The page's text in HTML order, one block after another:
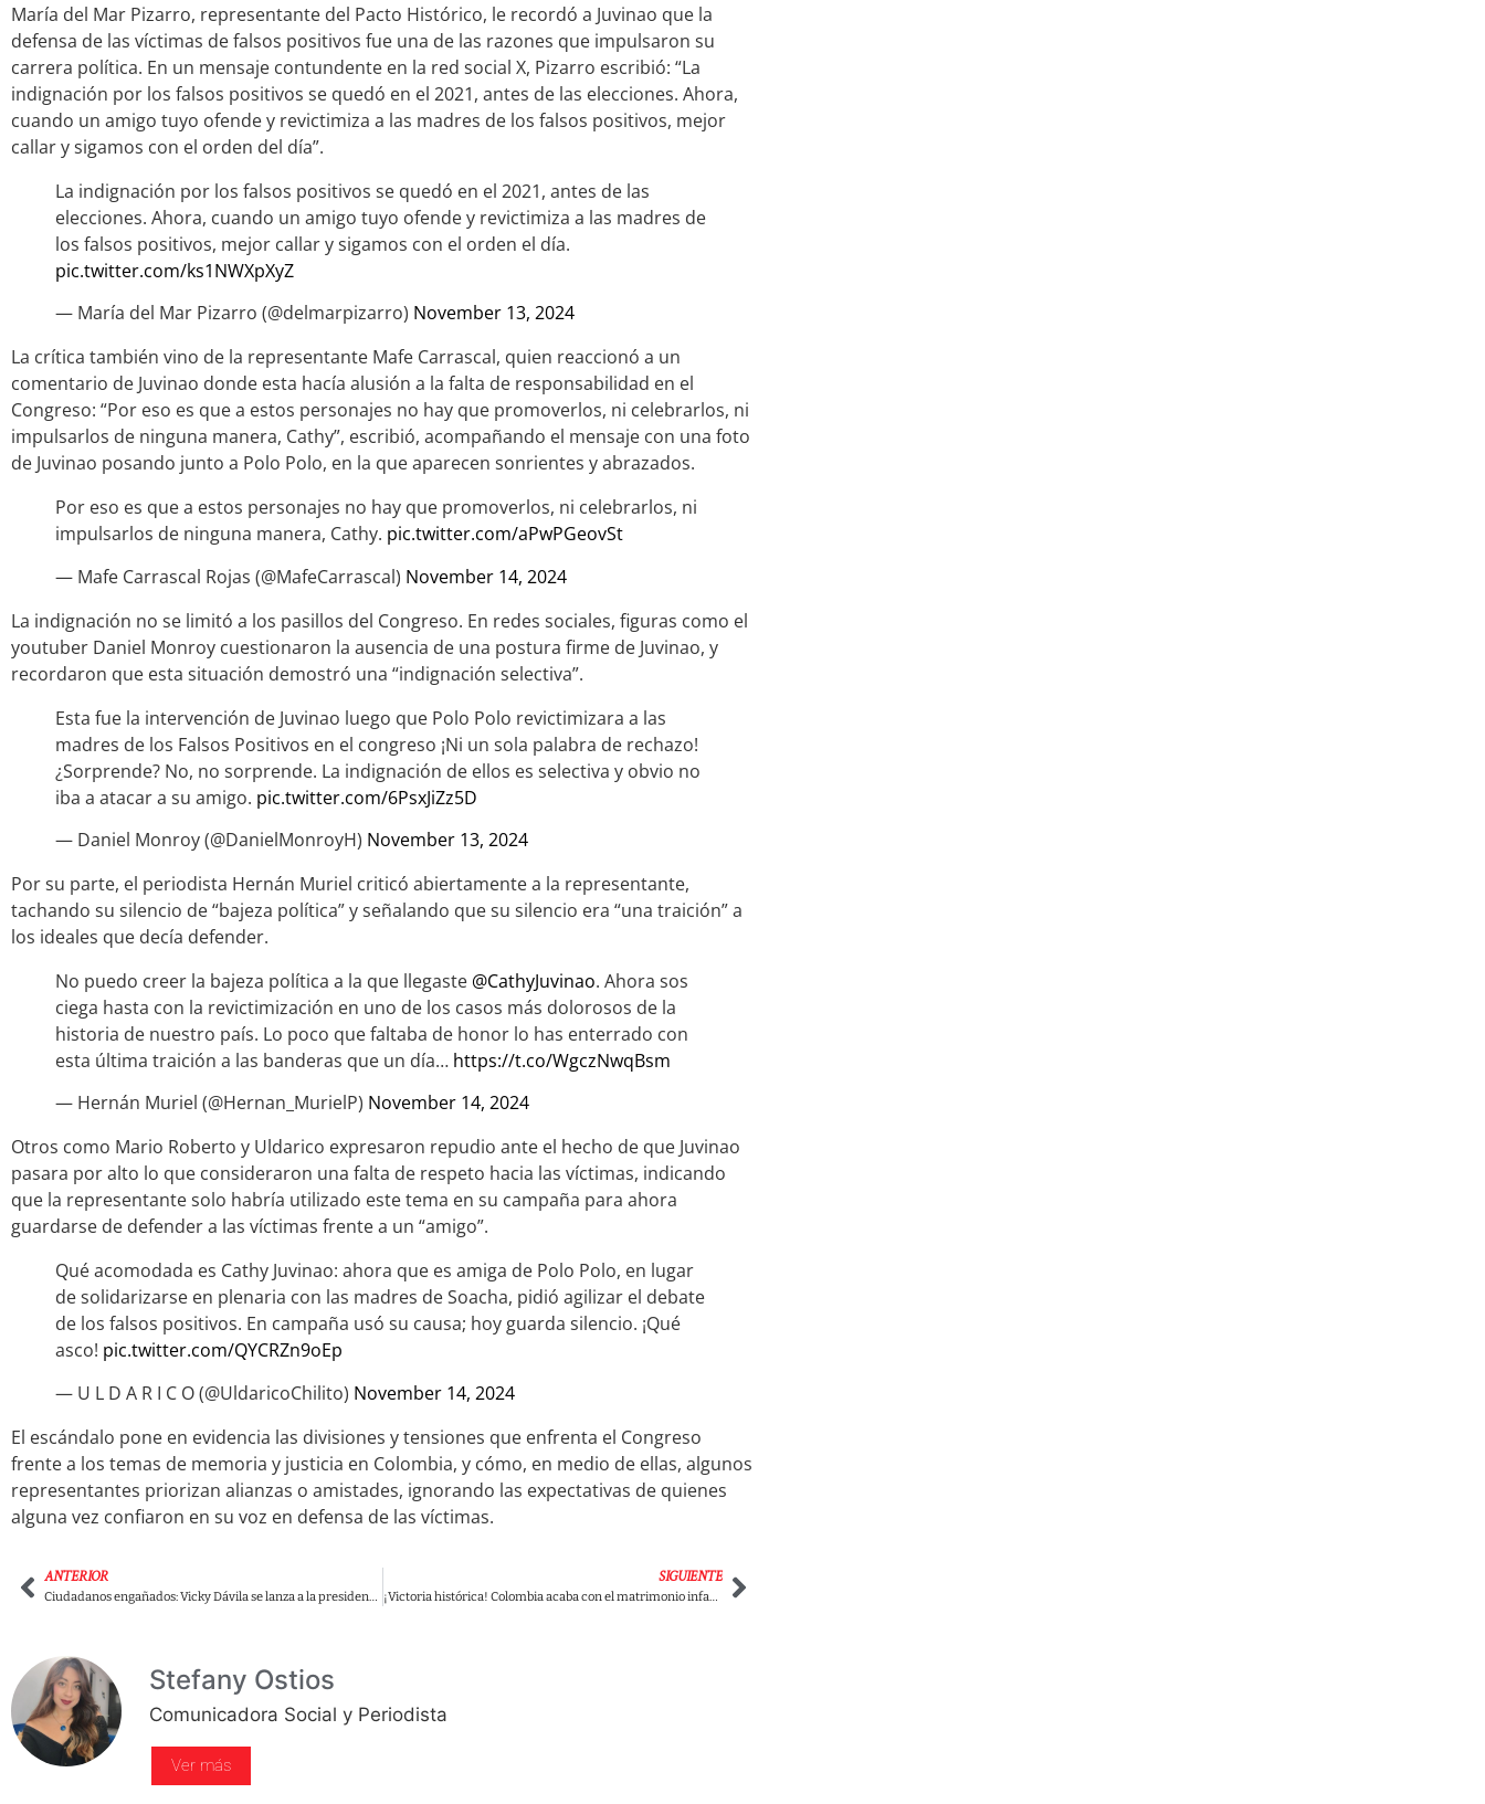
María del Mar Pizarro, representante del Pacto Histórico, le recordó a Juvinao que la
defensa de las víctimas de falsos positivos fue una de las razones que impulsaron su
carrera política. En un mensaje contundente en la red social X, Pizarro escribió: “La
indignación por los falsos positivos se quedó en el 2021, antes de las elecciones. Ahora,
cuando un amigo tuyo ofende y revictimiza a las madres de los falsos positivos, mejor
callar y sigamos con el orden del día”.
La indignación por los falsos positivos se quedó en el 2021, antes de las
elecciones. Ahora, cuando un amigo tuyo ofende y revictimiza a las madres de
los falsos positivos, mejor callar y sigamos con el orden el día.
pic.twitter.com/ks1NWXpXyZ
— María del Mar Pizarro (@delmarpizarro) November 13, 2024
La crítica también vino de la representante Mafe Carrascal, quien reaccionó a un
comentario de Juvinao donde esta hacía alusión a la falta de responsabilidad en el
Congreso: “Por eso es que a estos personajes no hay que promoverlos, ni celebrarlos, ni
impulsarlos de ninguna manera, Cathy”, escribió, acompañando el mensaje con una foto
de Juvinao posando junto a Polo Polo, en la que aparecen sonrientes y abrazados.
Por eso es que a estos personajes no hay que promoverlos, ni celebrarlos, ni
impulsarlos de ninguna manera, Cathy. pic.twitter.com/aPwPGeovSt
— Mafe Carrascal Rojas (@MafeCarrascal) November 14, 2024
La indignación no se limitó a los pasillos del Congreso. En redes sociales, figuras como el
youtuber Daniel Monroy cuestionaron la ausencia de una postura firme de Juvinao, y
recordaron que esta situación demostró una “indignación selectiva”.
Esta fue la intervención de Juvinao luego que Polo Polo revictimizara a las
madres de los Falsos Positivos en el congreso ¡Ni un sola palabra de rechazo!
¿Sorprende? No, no sorprende. La indignación de ellos es selectiva y obvio no
iba a atacar a su amigo. pic.twitter.com/6PsxJiZz5D
— Daniel Monroy (@DanielMonroyH) November 13, 2024
Por su parte, el periodista Hernán Muriel criticó abiertamente a la representante,
tachando su silencio de “bajeza política” y señalando que su silencio era “una traición” a
los ideales que decía defender.
No puedo creer la bajeza política a la que llegaste @CathyJuvinao. Ahora sos
ciega hasta con la revictimización en uno de los casos más dolorosos de la
historia de nuestro país. Lo poco que faltaba de honor lo has enterrado con
esta última traición a las banderas que un día… https://t.co/WgczNwqBsm
— Hernán Muriel (@Hernan_MurielP) November 14, 2024
Otros como Mario Roberto y Uldarico expresaron repudio ante el hecho de que Juvinao
pasara por alto lo que consideraron una falta de respeto hacia las víctimas, indicando
que la representante solo habría utilizado este tema en su campaña para ahora
guardarse de defender a las víctimas frente a un “amigo”.
Qué acomodada es Cathy Juvinao: ahora que es amiga de Polo Polo, en lugar
de solidarizarse en plenaria con las madres de Soacha, pidió agilizar el debate
de los falsos positivos. En campaña usó su causa; hoy guarda silencio. ¡Qué
asco! pic.twitter.com/QYCRZn9oEp
— U L D A R I C O (@UldaricoChilito) November 14, 2024
El escándalo pone en evidencia las divisiones y tensiones que enfrenta el Congreso
frente a los temas de memoria y justicia en Colombia, y cómo, en medio de ellas, algunos
representantes priorizan alianzas o amistades, ignorando las expectativas de quienes
alguna vez confiaron en su voz en defensa de las víctimas.
ANTERIOR
Ciudadanos engañados: Vicky Dávila se lanza a la presidencia tras años de mentir sobre sus ambiciones políticas
SIGUIENTE
¡Victoria histórica! Colombia acaba con el matrimonio infantil tras años de lucha contra el abuso y la explotación
Stefany Ostios
Comunicadora Social y Periodista
Ver más